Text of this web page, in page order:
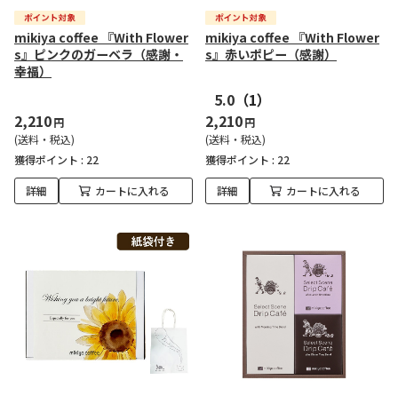
mikiya coffee 『With Flower
s』ピンクのガーベラ（感謝・
幸福）
2,210円
(送料・税込)
獲得ポイント : 22
詳細 カートに入れる
mikiya coffee 『With Flower
s』赤いポピー（感謝）
5.0 （1）
2,210円
(送料・税込)
獲得ポイント : 22
詳細 カートに入れる